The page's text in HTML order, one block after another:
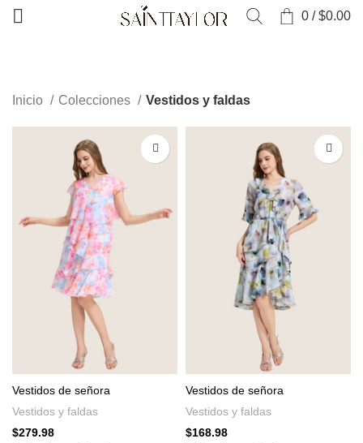
0 / $0.00
Inicio Colecciones Vestidos y faldas
Vestidos de señora
Vestidos y faldas
$279.98
Vestidos de señora
Vestidos y faldas
$168.98